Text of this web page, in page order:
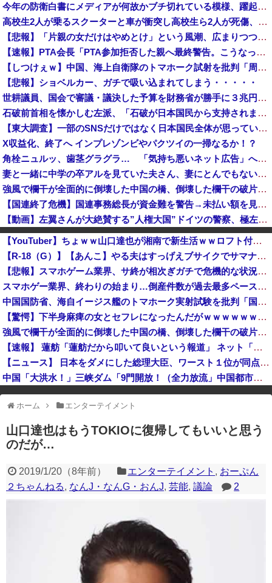
今年の防衛白書にメディアが何故かブチ切れている模様、躍起になって批判するも逆に有権者からは……
高校生2人が乗るスクーターと車が衝突し高校生ら2人が死傷、車の運転手を逮捕
【悲報】「片親の女だけはやめとけ」という風潮、広まりつつある
【速報】PTA会長「PTA参加拒否した親へ最終警告。こうなってもいい？」問題になりすぎて即撤回
【しつけぇｗ】中国、海上自衛隊のトマホーク試射を批判「周辺の安全保障上の脅威を口実に再軍備を加速している」
【悲報】ショベルカー、ガチで吸い込まれてしまう・・・・・
世耕議員、国会で審議・議決した予算を財務省が勝手に３兆円動かしていると指摘・問題視
石破前首相を懐かしむ左派、「石破が日本国民から支持されまくっていた」と主張してしまうも……
【東大調査】一部のSNSだけではなく日本国民全体が思っていた「外国人受け入れ反対」大幅増20.7%↑56.3%
X収益化、終了へ インプレゾンビやパクツイの一掃なるか！？
角栓ニュルッ、歯茎グラグラ… 「気持ち悪いネット広告」への苦情が急増 [8/8]
妻と一緒に中学の卒アルを見ていた夫さん、妻にとんでもない秘密をバレて震える・・・
強風で欄干が全面的に倒壊した中国の橋、倒壊した欄干の破片を調べると凄まじい事実が発覚して……
【国連終了危機】国連事務総長が資金難を警告→未払い額を見た世界3位負担の日本側から厳しい声→では誰が払っていないのか言え
【動画】左翼さんが大絶賛する”人権大国”ドイツの警察、極左活動家への「人道的対処」が力強すぎるとネットで話題に → ｗｗｗｗｗｗｗｗ
会社「キミ、転勤ね」 男性社員「なら辞めますわ」 → 凄いことになるｗｗｗｗｗｗ
【警告】日本国民達、ガチでヤバくなるぞ・・・・・・
【早稲田】”無銭飲食”複数の早大生が関与か 大学が異例の注意喚起
【YouTuber】ちょｗｗ山口達也が湘南で新生活ｗｗロフト付きでこの価格ｗｗｗこれが元アイドルの悲惨な末路やろがい！
【R-18（G）】【あんこ】やる夫はすっげえブサイクでサマナーなようです【活&amp;#20448;傳】 第３話
【悲報】スマホゲーム業界、サ終が相次ぎガチで危機的な状況に…その理由がこちら
スマホゲー業界、終わりの始まり…倒産件数が過去最多ペース「数億円かけても爆タヒ」
中国国防省、海自イージス艦のトマホーク実射試験を批判「国際社会は新型軍国主義を団結して阻止を」！
【驚愕】下半身麻痺の女とセフレになったんだがｗｗｗｗｗｗｗｗwwww
強風で欄干が全面的に倒壊した中国の橋、倒壊した欄干の破片を調べると凄まじい事実が発覚して……
【速報】 蓮舫「蓮舫だから叩いて良いという報道」 ネット「高市だから叩いて良いをやってるのがお前だろ」
【ニュース】 日本をダメにした総理大臣、ワースト１位が同点でこの人ｗｗｗｗｗｗ
中国「大洪水！」三峡ダム「9門開放！（全力放流」中国都市「三峡沿線の道路水没」中国政府「高速道路封鎖！」中国ダム「緊急放流に合わせて開門（土砂崩れ発生」→
※アドブロック等の広告非表示プラグインやアドオンを利用している場合、
一部のコンテンツが表示されなくなったり、サイト全体のレイアウトが崩れ
たりする場合があります。
ホーム エンターテイメント
山口達也はもうTOKIOに復帰してもいいと思う
のだが…
2019/1/20（8年前） エンターテイメント , おーぷん
２ちゃんねる, なんJ・なんG・おんJ, 芸能, 議論 2